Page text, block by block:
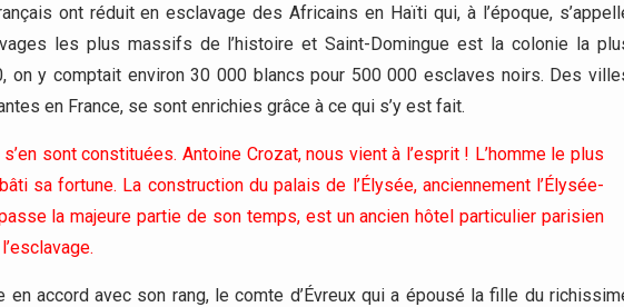
ont réduit en esclavage des Africains en Haïti qui, à l’époque,
les plus massifs de l’histoire et Saint-Domingue est la colonie la
on y comptait environ 30 000 blancs pour 500 000 esclaves noirs. Des
en France, se sont enrichies grâce à ce qui s’y est fait.
sont constituées. Antoine Crozat, nous vient à l’esprit ! L’homme le plus
sa fortune. La construction du palais de l’Élysée, anciennement l’Élysée-
la majeure partie de son temps, est un ancien hôtel particulier parisien
en accord avec son rang, le comte d’Évreux qui a épousé la fille du